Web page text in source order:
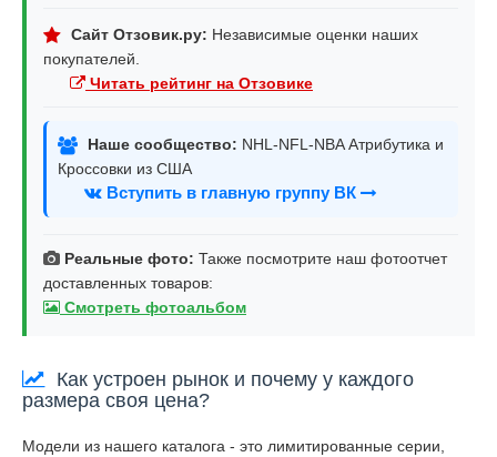
Сайт Отзовик.ру: Независимые оценки наших
покупателей.
Читать рейтинг на Отзовике
Наше сообщество: NHL-NFL-NBA Атрибутика и
Кроссовки из США
Вступить в главную группу ВК
Реальные фото: Также посмотрите наш фотоотчет
доставленных товаров:
Смотреть фотоальбом
Как устроен рынок и почему у каждого
размера своя цена?
Модели из нашего каталога - это лимитированные серии,